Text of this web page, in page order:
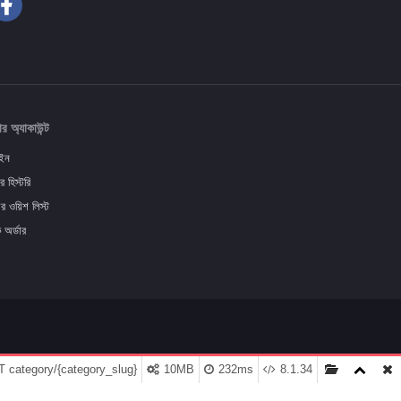
অ্যাকাউন্ট
হিস্টরি
ওয়িশ লিস্ট
অর্ডার
8.1.34
232ms
10MB
category/{category_slug}